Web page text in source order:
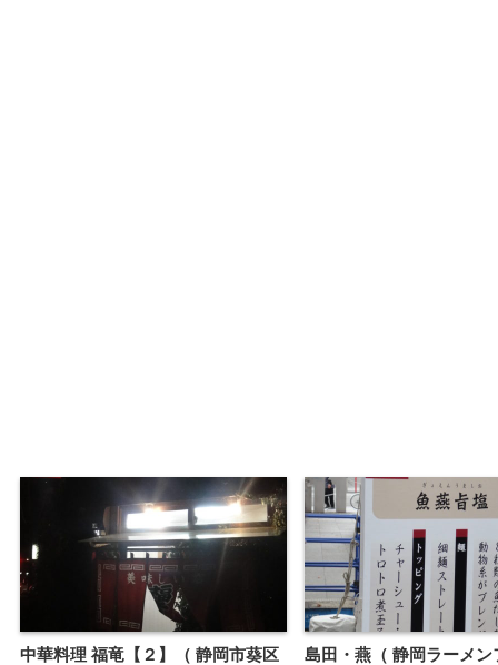
中華料理 福竜【２】（ 静岡市葵区 島田・燕（ 静岡ラーメン